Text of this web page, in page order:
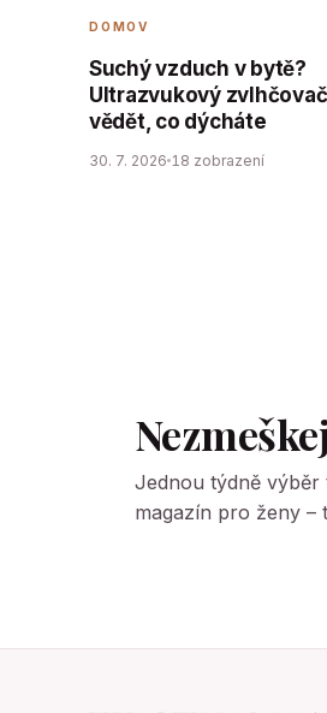
DOMOV
Suchý vzduch v bytě?
Ultrazvukový
vědět, co dýcháte
30. 7. 2026 18 zobrazení
Jednou týdně výběr
magazín pro ženy –